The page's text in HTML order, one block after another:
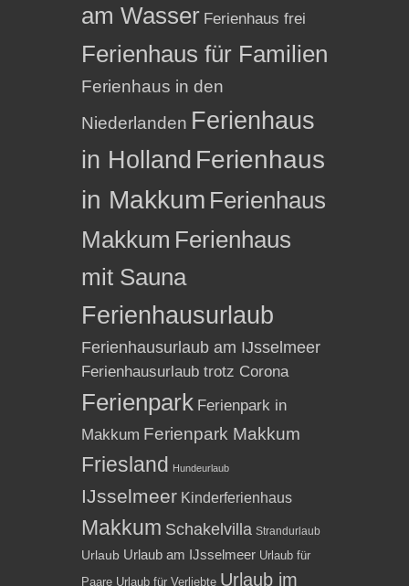
am Wasser Ferienhaus frei
Ferienhaus für Familien
Ferienhaus in den
Niederlanden Ferienhaus
in Holland Ferienhaus
in Makkum Ferienhaus
Makkum Ferienhaus
mit Sauna
Ferienhausurlaub
Ferienhausurlaub am IJsselmeer
Ferienhausurlaub trotz Corona
Ferienpark Ferienpark in
Makkum Ferienpark Makkum
Friesland Hundeurlaub
IJsselmeer Kinderferienhaus
Makkum Schakelvilla Strandurlaub
Urlaub Urlaub am IJsselmeer Urlaub für
Paare Urlaub für Verliebte Urlaub im